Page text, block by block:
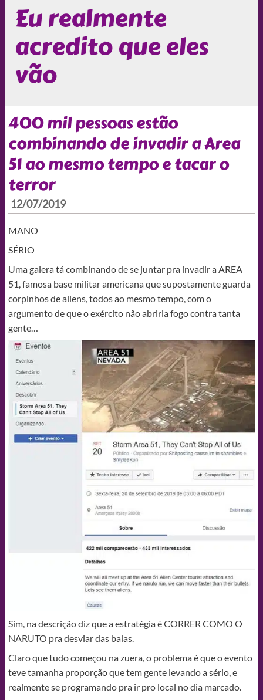
Eu realmente
acredito que eles
vão
400 mil pessoas estão
combinando de invadir a Area
51 ao mesmo tempo e tacar o
terror
12/07/2019
MANO
SÉRIO
Uma galera tá combinando de se juntar pra invadir a AREA
51, famosa base militar americana que supostamente guarda
corpinhos de aliens, todos ao mesmo tempo, com o
argumento de que o exército não abriria fogo contra tanta
gente…
Sim, na descrição diz que a estratégia é CORRER COMO O
NARUTO pra desviar das balas.
Claro que tudo começou na zuera, o problema é que o evento
teve tamanha proporção que tem gente levando a sério, e
realmente se programando pra ir pro local no dia marcado.